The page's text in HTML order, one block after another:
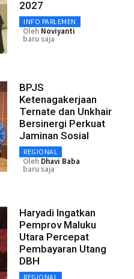
2027
INFO PARLEMEN
Oleh Noviyanti
baru saja
BPJS
Ketenagakerjaan
Ternate dan Unkhair
Bersinergi Perkuat
Jaminan Sosial
REGIONAL
Oleh Dhavi Baba
baru saja
Haryadi Ingatkan
Pemprov Maluku
Utara Percepat
Pembayaran Utang
DBH
REGIONAL